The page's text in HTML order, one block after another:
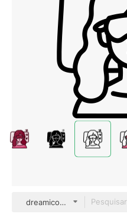
dreamicons Detailed Outline